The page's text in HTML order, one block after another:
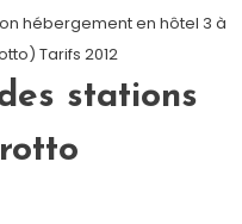
hébergement en hôtel 3 à
Tarifs 2012
stations